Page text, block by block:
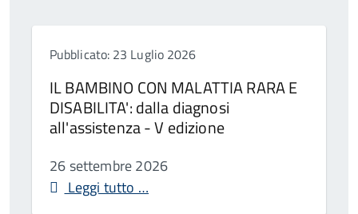
Pubblicato: 23 Luglio 2026
IL BAMBINO CON MALATTIA RARA E
DISABILITA': dalla diagnosi
all'assistenza - V edizione
26 settembre 2026
Leggi tutto …